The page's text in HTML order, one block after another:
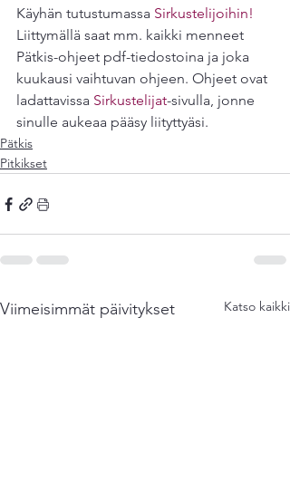
Käyhän tutustumassa Sirkustelijoihin!
Liittymällä saat mm. kaikki menneet
Pätkis-ohjeet pdf-tiedostoina ja joka
kuukausi vaihtuvan ohjeen. Ohjeet ovat
ladattavissa Sirkustelijat-sivulla, jonne
sinulle aukeaa pääsy liityttyäsi.
Pätkis
Pitkikset
Viimeisimmät päivitykset Katso kaikki